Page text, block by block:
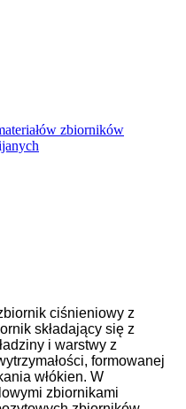
zbiorników
ciśnieniowy z
składający się z
i warstwy z
formowanej
włókien. W
zbiornikami